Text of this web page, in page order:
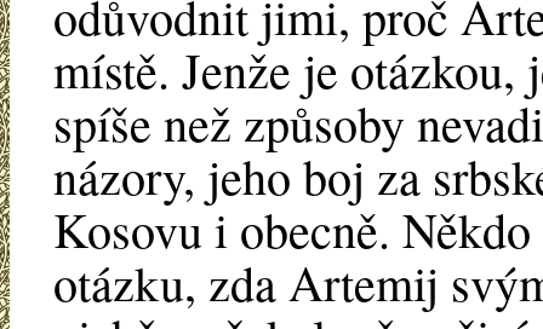
odůvodnit jimi, proč
místě. Jenže je
spíše než způsoby
názory, jeho boj za
Kosovu i obecně.
otázku, zda Artemij